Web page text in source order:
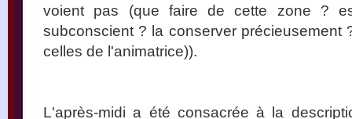
voient pas (que faire de cette zone ?
subconscient ? la conserver précieusement
celles de l'animatrice)).
L'après-midi a été consacrée à la